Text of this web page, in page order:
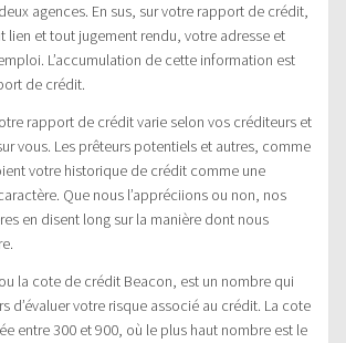
agences. En sus, sur votre rapport de crédit,
lien et tout jugement rendu, votre adresse et
L’accumulation de cette information est
de crédit.
rapport de crédit varie selon vos créditeurs et
vous. Les prêteurs potentiels et autres, comme
votre historique de crédit comme une
Que nous l’appréciions ou non, nos
en disent long sur la manière dont nous
la cote de crédit Beacon, est un nombre qui
d’évaluer votre risque associé au crédit. La cote
entre 300 et 900, où le plus haut nombre est le